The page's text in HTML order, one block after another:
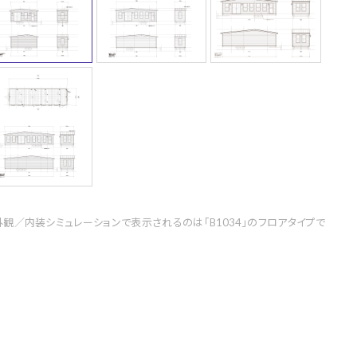
／内装シミュレーションで表示されるのは「B1034」のフロアタイプで